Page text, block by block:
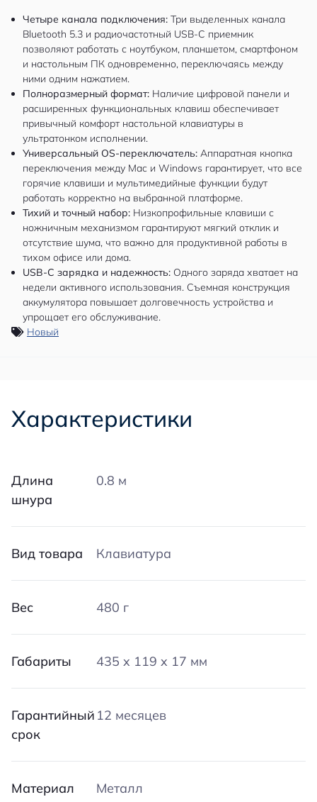
Четыре канала подключения: Три выделенных канала
Bluetooth 5.3 и радиочастотный USB-C приемник
позволяют работать с ноутбуком, планшетом, смартфоном
и настольным ПК одновременно, переключаясь между
ними одним нажатием.
Полноразмерный формат: Наличие цифровой панели и
расширенных функциональных клавиш обеспечивает
привычный комфорт настольной клавиатуры в
ультратонком исполнении.
Универсальный OS-переключатель: Аппаратная кнопка
переключения между Mac и Windows гарантирует, что все
горячие клавиши и мультимедийные функции будут
работать корректно на выбранной платформе.
Тихий и точный набор: Низкопрофильные клавиши с
ножничным механизмом гарантируют мягкий отклик и
отсутствие шума, что важно для продуктивной работы в
тихом офисе или дома.
USB-C зарядка и надежность: Одного заряда хватает на
недели активного использования. Съемная конструкция
аккумулятора повышает долговечность устройства и
упрощает его обслуживание.
Новый
Характеристики
Длина
шнура
0.8 м
Вид товара Клавиатура
Вес 480 г
Габариты 435 x 119 x 17 мм
Гарантийный
срок
12 месяцев
Материал
Металл